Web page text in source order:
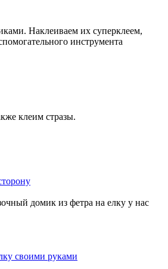
Наклеиваем их суперклеем,
инструмента
клеим стразы.
домик из фетра на елку у нас